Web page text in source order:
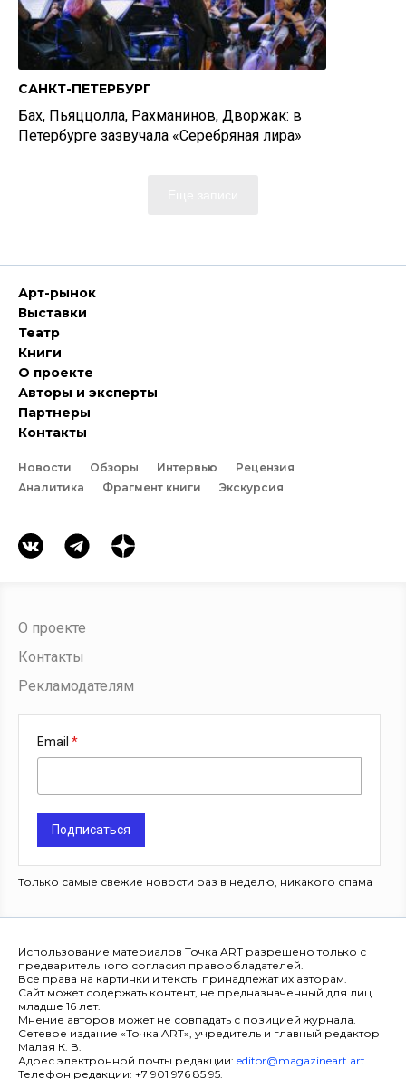
САНКТ-ПЕТЕРБУРГ
Бах, Пьяццолла, Рахманинов, Дворжак: в
Петербурге зазвучала «Серебряная лира»
Арт-рынок
Выставки
Театр
Книги
О проекте
Авторы и эксперты
Партнеры
Контакты
Новости Обзоры Интервью
Рецензия
Аналитика
Фрагмент книги Экскурсия
О проекте
Контакты
Рекламодателям
Email
Подписаться
Только самые свежие новости раз в неделю, никакого спама
Использование материалов Точка ART разрешено только с
предварительного согласия правообладателей.
Все права на картинки и тексты принадлежат их авторам.
Сайт может содержать контент, не предназначенный для лиц
младше 16 лет.
Мнение авторов может не совпадать с позицией журнала.
Сетевое издание «Точка ART», учредитель и главный редактор
Малая К. В.
Адрес электронной почты редакции: editor@magazineart.art.
Телефон редакции: +7 901 976 85 95.